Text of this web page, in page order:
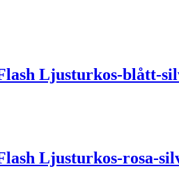
Ljusturkos-blått-
Ljusturkos-rosa-